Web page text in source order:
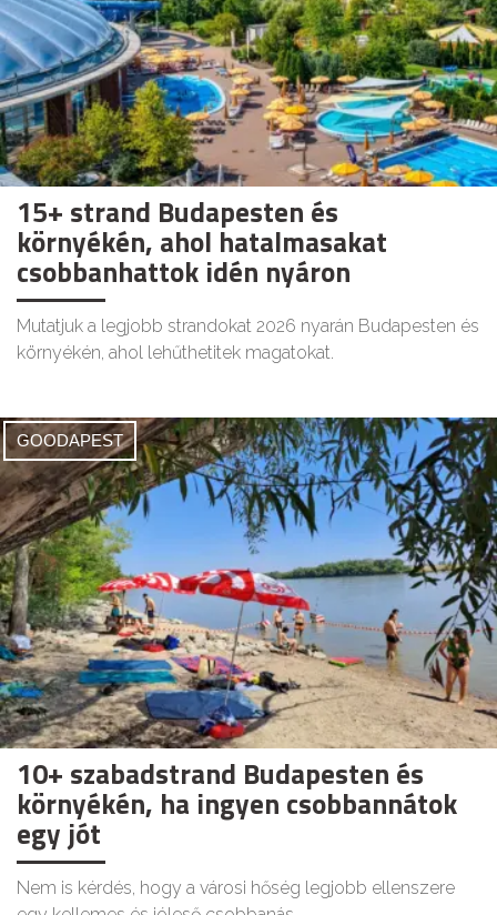
15+ strand Budapesten és
környékén, ahol hatalmasakat
csobbanhattok idén nyáron
Mutatjuk a legjobb strandokat 2026 nyarán Budapesten és
környékén, ahol lehűthetitek magatokat.
GOODAPEST
10+ szabadstrand Budapesten és
környékén, ha ingyen csobbannátok
egy jót
Nem is kérdés, hogy a városi hőség legjobb ellenszere